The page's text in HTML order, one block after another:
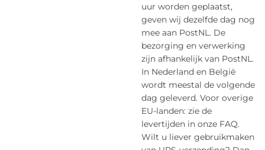
uur worden geplaatst,
geven wij dezelfde dag nog
mee aan PostNL. De
bezorging en verwerking
zijn afhankelijk van PostNL.
In Nederland en België
wordt meestal de volgende
dag geleverd. Voor overige
EU-landen: zie de
levertijden in onze FAQ.
Wilt u liever gebruikmaken